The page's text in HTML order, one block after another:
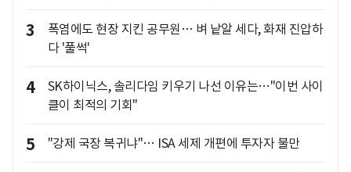
3
폭염에도 현장 지킨 공무원… 벼 낱알 세다, 화재 진압하
다 '풀썩'
4
SK하이닉스, 솔리다임 키우기 나선 이유는…"이번 사이
클이 최적의 기회"
5 "강제 국장 복귀냐"… ISA 세제 개편에 투자자 불만